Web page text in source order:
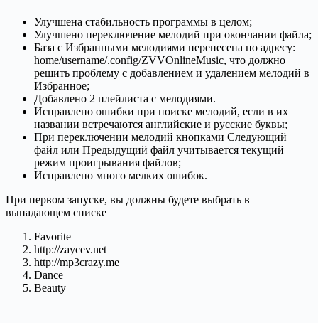
Улучшена стабильность программы в целом;
Улучшено переключение мелодий при окончании файла;
База с Избранными мелодиями перенесена по адресу:
home/username/.config/ZVVOnlineMusic, что должно
решить проблему с добавлением и удалением мелодий в
Избранное;
Добавлено 2 плейлиста с мелодиями.
Исправлено ошибки при поиске мелодий, если в их
названии встречаются английские и русские буквы;
При переключении мелодий кнопками Следующий
файл или Предыдущий файл учитывается текущий
режим проигрывания файлов;
Исправлено много мелких ошибок.
При первом запуске, вы должны будете выбрать в
выпадающем списке
Favorite
http://zaycev.net
http://mp3crazy.me
Dance
Beauty